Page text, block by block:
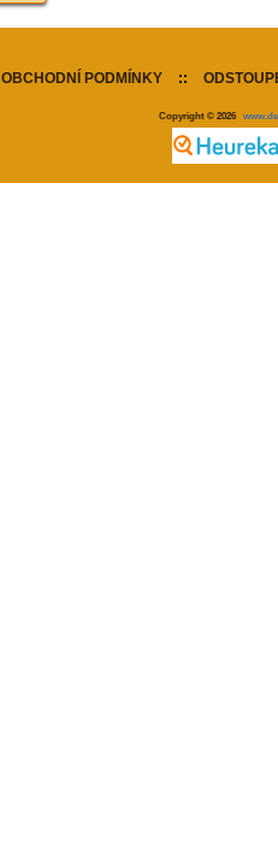
OBCHODNÍ PODMÍNKY ::
Copyright © 2026